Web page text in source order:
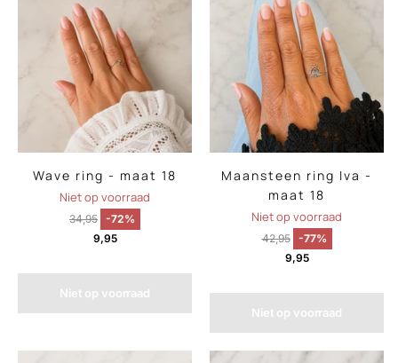
Wave ring - maat 18
Niet op voorraad
34,95 -72%
9,95
Niet op voorraad
Maansteen ring Iva -
maat 18
Niet op voorraad
42,95
-77%
9,95
Niet op voorraad